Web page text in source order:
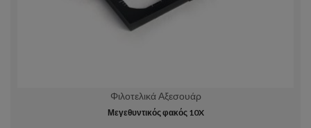
Φιλοτελικά Αξεσουάρ
Μεγεθυντικός φακός 10X